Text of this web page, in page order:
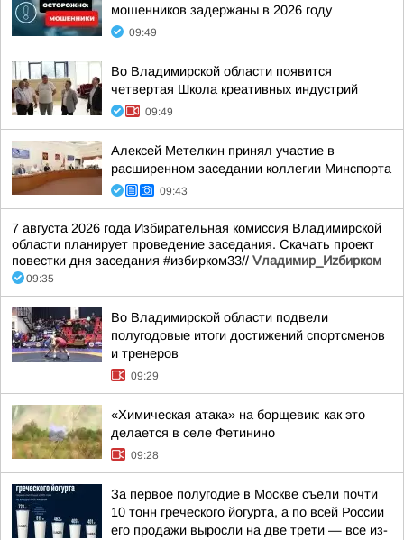
мошенников задержаны в 2026 году
09:49
Во Владимирской области появится
четвертая Школа креативных индустрий
09:49
Алексей Метелкин принял участие в
расширенном заседании коллегии Минспорта
09:43
7 августа 2026 года Избирательная комиссия Владимирской
области планирует проведение заседания. Скачать проект
повестки дня заседания #избирком33// Vладимир_Иzбирком
09:35
Во Владимирской области подвели
полугодовые итоги достижений спортсменов
и тренеров
09:29
«Химическая атака» на борщевик: как это
делается в селе Фетинино
09:28
За первое полугодие в Москве съели почти
10 тонн греческого йогурта, а по всей России
его продажи выросли на две трети — все из-